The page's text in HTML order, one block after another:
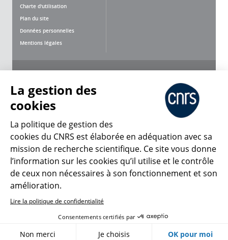
Charte d'utilisation
Plan du site
Données personnelles
Mentions légales
CNRS Le Mag
© 2026, CNRS
Créer un compte Se connecter
Gestion des cookies
La gestion des
cookies
La politique de gestion des
cookies du CNRS est élaborée en adéquation avec sa
mission de recherche scientifique. Ce site vous donne
l’information sur les cookies qu’il utilise et le contrôle
de ceux non nécessaires à son fonctionnement et son
amélioration.
Lire la politique de confidentialité
Consentements certifiés par
Non merci Je choisis OK pour moi